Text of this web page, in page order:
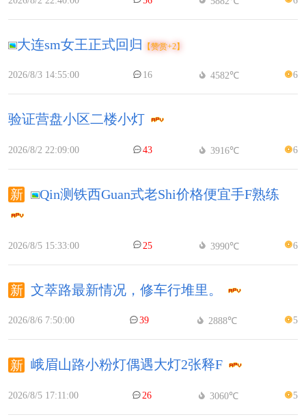
大连sm女王正式回归 【赞赏+2】
2026/8/3 14:55:00 16 4582℃ 6
验证营盘小区二楼小灯
2026/8/2 22:09:00 43 3916℃ 6
Qin测铁西Guan式老Shi价格便宜手F熟练
2026/8/5 15:33:00 25 3990℃ 6
文萃路最新情况，修车行堆里。
2026/8/6 7:50:00 39 2888℃ 5
峨眉山路小粉灯偶遇大灯2张释F
2026/8/5 17:11:00 26 3060℃ 5